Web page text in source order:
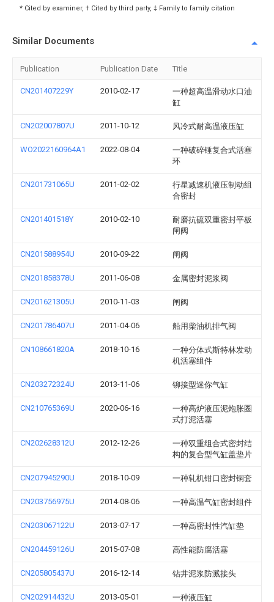
* Cited by examiner, † Cited by third party, ‡ Family to family citation
Similar Documents
Publication Publication Date Title
CN201407229Y 2010-02-17
一种超高温滑动水口油
缸
CN202007807U 2011-10-12 风冷式耐高温液压缸
WO2022160964A1 2022-08-04
一种破碎锤复合式活塞
环
CN201731065U 2011-02-02
行星减速机液压制动组
合密封
CN201401518Y 2010-02-10
耐磨抗硫双重密封平板
闸阀
CN201588954U 2010-09-22 闸阀
CN201858378U 2011-06-08 金属密封泥浆阀
CN201621305U 2010-11-03 闸阀
CN201786407U 2011-04-06 船用柴油机排气阀
CN108661820A 2018-10-16
一种分体式斯特林发动
机活塞组件
CN203272324U 2013-11-06 铆接型迷你气缸
CN210765369U 2020-06-16
一种高炉液压泥炮胀圈
式打泥活塞
CN202628312U 2012-12-26
一种双重组合式密封结
构的复合型气缸盖垫片
CN207945290U 2018-10-09 一种轧机钳口密封铜套
CN203756975U 2014-08-06 一种高温气缸密封组件
CN203067122U 2013-07-17 一种高密封性汽缸垫
CN204459126U 2015-07-08 高性能防腐活塞
CN205805437U 2016-12-14 钻井泥浆防溅接头
CN202914432U 2013-05-01 一种液压缸